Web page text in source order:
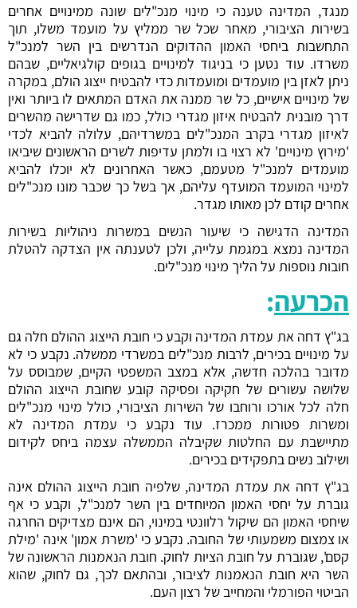
מנגד, המדינה טענה כי מינוי מנכ"לים שונה ממינויים אחרים
בשירות הציבורי, מאחר שכל שר ממליץ על מועמד משלו, תוך
התחשבות ביחסי האמון ההדוקים הנדרשים בין השר למנכ"ל
משרדו. עוד נטען כי בניגוד למינויים בגופים קולגיאליים, שבהם
ניתן לאזן בין מועמדים ומועמדות כדי להבטיח ייצוג הולם, במקרה
של מינויים אישיים, כל שר ממנה את האדם המתאים לו ביותר ואין
דרך מובנית להבטיח איזון מגדרי כולל, כמו גם שדרישה מהשרים
לאיזון מגדרי בקרב המנכ"לים במשרדיהם, עלולה להביא לכדי
'מירוץ מינויים' לא רצוי בו ולמתן עדיפות לשרים הראשונים שיביאו
מועמדים למנכ"ל מטעמם, כאשר האחרונים לא יוכלו להביא
למינוי המועמד המועדף עליהם, אך בשל כך שכבר מונו מנכ"לים
אחרים קודם לכן מאותו מגדר.
המדינה הדגישה כי שיעור הנשים במשרות ניהוליות בשירות
המדינה נמצא במגמת עלייה, ולכן לטענתה אין הצדקה להטלת
חובות נוספות על הליך מינוי מנכ"לים.
הכרעה:
בג"ץ דחה את עמדת המדינה וקבע כי חובת הייצוג ההולם חלה גם
על מינויים בכירים, לרבות מנכ"לים במשרדי ממשלה. נקבע כי לא
מדובר בהלכה חדשה, אלא במצב המשפטי הקיים, שמבוסס על
שלושה עשורים של חקיקה ופסיקה קובע שחובת הייצוג ההולם
חלה לכל אורכו ורוחבו של השירות הציבורי, כולל מינוי מנכ"לים
ומשרות פטורות ממכרז. עוד נקבע כי עמדת המדינה לא
מתיישבת עם החלטות שקיבלה הממשלה עצמה ביחס לקידום
ושילוב נשים בתפקידים בכירים.
בג"ץ דחה את עמדת המדינה, שלפיה חובת הייצוג ההולם אינה
גוברת על יחסי האמון המיוחדים בין השר למנכ"ל, וקבע כי אף
שיחסי האמון הם שיקול רלוונטי במינוי, הם אינם מצדיקים החרגה
או צמצום משמעותי של החובה. נקבע כי 'משרת אמון' אינה 'מילת
קסם', שגוברת על חובת הציות לחוק. חובת הנאמנות הראשונה של
השר היא חובת הנאמנות לציבור, ובהתאם לכך, גם לחוק, שהוא
הביטוי הפורמלי והמחייב של רצון העם.